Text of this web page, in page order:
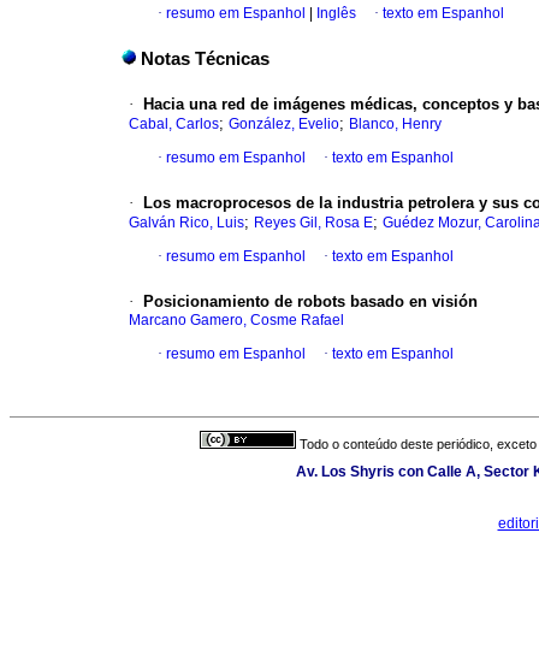
· resumo em Espanhol Inglês · texto em Espanhol
Notas Técnicas
· Hacia una red de imágenes médicas, conceptos y
Cabal, Carlos; González, Evelio; Blanco, Henry
· resumo em Espanhol · texto em Espanhol
· Los macroprocesos de la industria petrolera y sus
Galván Rico, Luis; Reyes Gil, Rosa E; Guédez Mozur,
· resumo em Espanhol · texto em Espanhol
· Posicionamiento de robots basado en visión
Marcano Gamero, Cosme Rafael
· resumo em Espanhol · texto em Espanhol
Todo o conteúdo deste periódico,
Av. Los Shyris con Calle A, Sector